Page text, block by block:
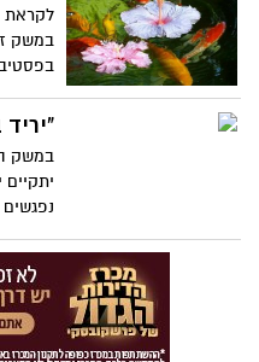
לקראת
במשק
החווה.
במשק
לבית,